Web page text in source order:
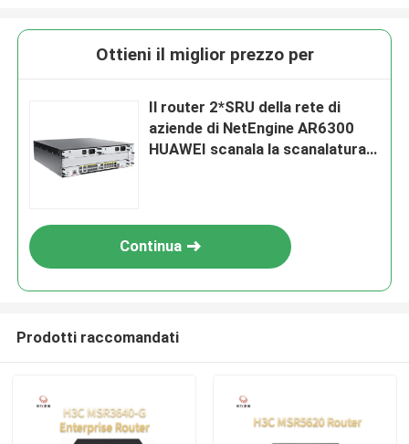
Ottieni il miglior prezzo per
Il router 2*SRU della rete di
aziende di NetEngine AR6300
HUAWEI scanala la scanalatura
Continua
Prodotti raccomandati